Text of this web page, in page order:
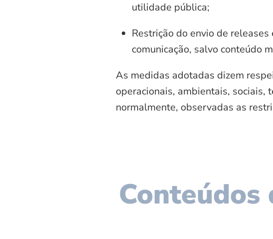
utilidade pública;
Restrição do envio de
comunicação, salvo conteúdo
As medidas adotadas dizem
operacionais, ambientais, sociais,
normalmente, observadas as
Conteúdos